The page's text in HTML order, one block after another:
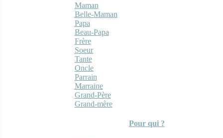
Maman
Belle-Maman
Papa
Beau-Papa
Frère
Soeur
Tante
Oncle
Parrain
Marraine
Grand-Père
Grand-mère
Pour qui ?